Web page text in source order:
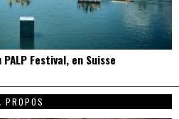
Festival, en Suisse
PROPOS